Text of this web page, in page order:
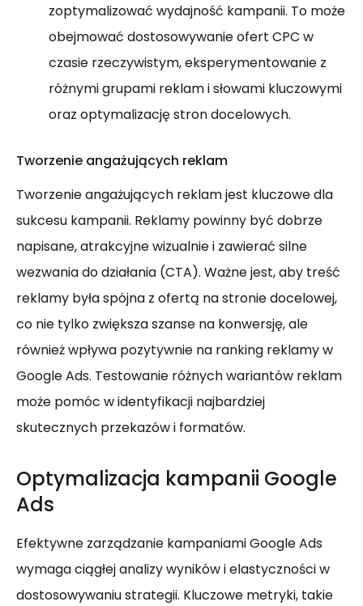
zoptymalizować wydajność kampanii. To może
obejmować dostosowywanie ofert CPC w
czasie rzeczywistym, eksperymentowanie z
różnymi grupami reklam i słowami kluczowymi
oraz optymalizację stron docelowych.
Tworzenie angażujących reklam
Tworzenie angażujących reklam jest kluczowe dla
sukcesu kampanii. Reklamy powinny być dobrze
napisane, atrakcyjne wizualnie i zawierać silne
wezwania do działania (CTA). Ważne jest, aby treść
reklamy była spójna z ofertą na stronie docelowej,
co nie tylko zwiększa szanse na konwersję, ale
również wpływa pozytywnie na ranking reklamy w
Google Ads. Testowanie różnych wariantów reklam
może pomóc w identyfikacji najbardziej
skutecznych przekazów i formatów.
Optymalizacja kampanii Google
Ads
Efektywne zarządzanie kampaniami Google Ads
wymaga ciągłej analizy wyników i elastyczności w
dostosowywaniu strategii. Kluczowe metryki, takie